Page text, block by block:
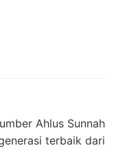
Ahlus Sunnah
terbaik dari